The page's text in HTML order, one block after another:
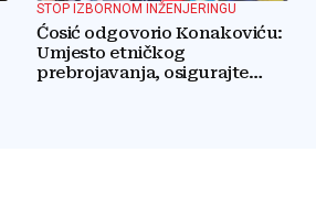
STOP IZBORNOM INŽENJERINGU
Ćosić odgovorio Konakoviću:
Umjesto etničkog
prebrojavanja, osigurajte